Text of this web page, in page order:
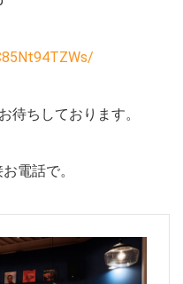
待ちしております。
電話で。